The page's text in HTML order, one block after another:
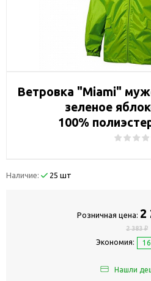
Ветровка "Miami"
зеленое
100%
Наличие: 25 шт
Розничная цена: 2
2 383 ₽
Экономия:
Нашли